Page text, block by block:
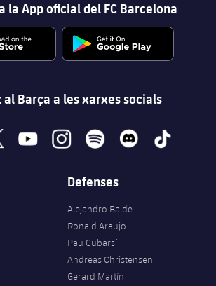
les amateurs
les amateurs
l'Esportista Amateur
Rising
la App oficial del FC Barcelona
al Barça a les xarxes socials
youtubeinstagramspotify discord tiktok
Defenses
Alejandro Balde
Ronald Araujo
Pau Cubarsí
Andreas Christensen
Gerard Martín